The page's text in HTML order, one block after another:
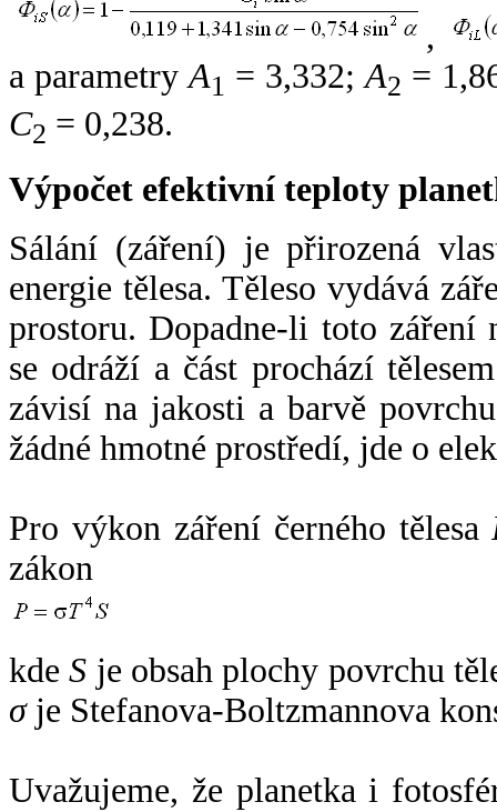
,
a parametryA1 = 3,332;A2 =
C2 = 0,238.
Výpočet efektivní teploty
Sálání (záření) je přirozená
energie tělesa. Těleso vydává
prostoru. Dopadne-li toto záření
se odráží a část prochází
závisí na jakosti a barvě
žádné hmotné prostředí, jde o
Pro výkon záření černého tělesa
zákon
kdeS je obsah plochy povrchu
σje Stefanova-Boltzmannova
Uvažujeme, že planetka i